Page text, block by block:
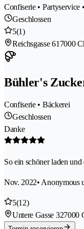
Confiserie • Partyservice
Geschlossen
5(1)
Reichsgasse 61 7000
Bühler's
Confiserie • Bäckerei
Geschlossen
Danke
So ein schöner laden
Nov. 2022• Anonymous
5(12)
Untere Gasse 327000